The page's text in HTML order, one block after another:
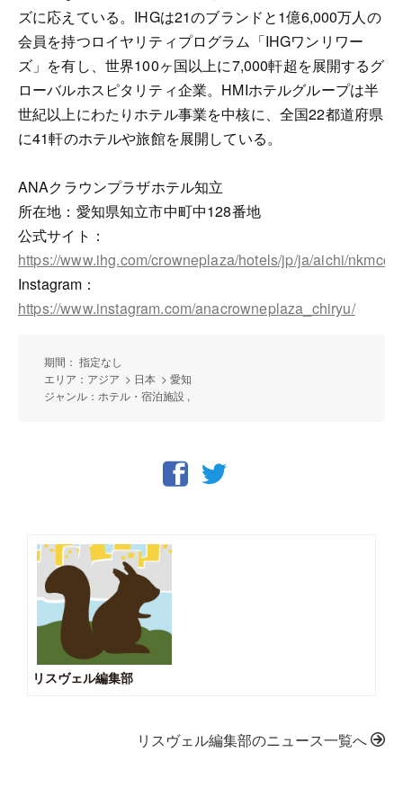
ズに応えている。IHGは21のブランドと1億6,000万人の
会員を持つロイヤリティプログラム「IHGワンリワー
ズ」を有し、世界100ヶ国以上に7,000軒超を展開するグ
ローバルホスピタリティ企業。HMIホテルグループは半
世紀以上にわたりホテル事業を中核に、全国22都道府県
に41軒のホテルや旅館を展開している。
ANAクラウンプラザホテル知立
所在地：愛知県知立市中町中128番地
公式サイト：
https://www.ihg.com/crowneplaza/hotels/jp/ja/aichi/nkmcc/
Instagram：
https://www.instagram.com/anacrowneplaza_chiryu/
期間： 指定なし
エリア：アジア > 日本 > 愛知
ジャンル：ホテル・宿泊施設 ,
リスヴェル編集部
リスヴェル編集部のニュース一覧へ